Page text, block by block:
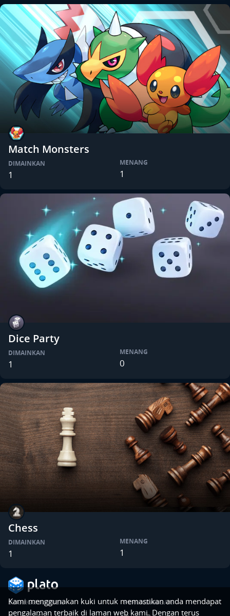
Match Monsters
DIMAINKAN
1
MENANG
1
Dice Party
DIMAINKAN
1
MENANG
0
Chess
DIMAINKAN
1
MENANG
1
SYARIKATSUMBER PERUNDANGAN
Kami menggunakan kuki untuk memastikan anda mendapat
pengalaman terbaik di laman web kami. Dengan terus